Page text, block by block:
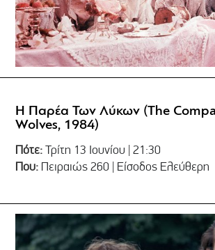
Η Παρέα Των Λύκων (The
Wolves, 1984)
Πότε:Τρίτη 13 Ιουνίου | 21:30
Που: Πειραιώς 260 | Είσοδος Ελεύθερη